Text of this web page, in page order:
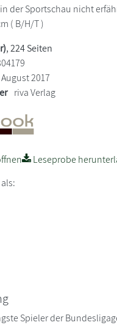
der Sportschau nicht
( B/H/T )
, 224 Seiten
August 2017
riva Verlag
Leseprobe
Spieler der